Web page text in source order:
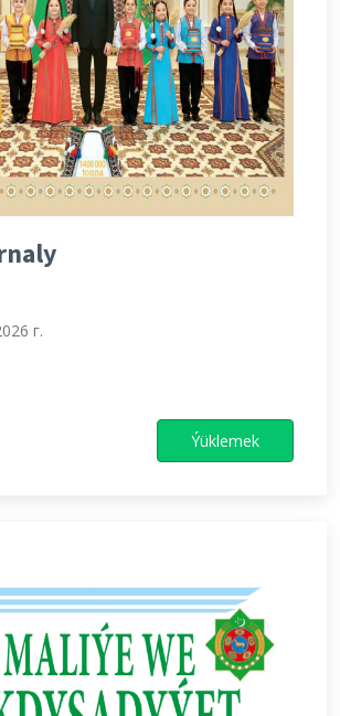
г.
Ýüklemek